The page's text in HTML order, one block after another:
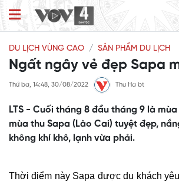
DU LỊCH VÙNG CAO SẢN PHẨM DU LỊCH
Ngất ngây vẻ đẹp Sapa
Thứ ba, 14:48, 30/08/2022 Thu Ha bt
LTS - Cuối tháng 8 đầu tháng 9 là
mùa thu Sapa (Lào Cai) tuyệt đẹp,
không khí khô, lạnh vừa phải.
Thời điểm này Sapa được du khách